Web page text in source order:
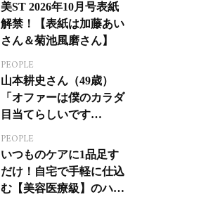
美ST 2026年10月号表紙
解禁！【表紙は加藤あい
さん＆菊池風磨さん】
PEOPLE
山本耕史さん（49歳）
「オファーは僕のカラダ
目当てらしいです
ジカルへの挑戦
PEOPLE
いつものケアに1品足す
だけ！自宅で手軽に仕込
む【美容医療級】のハリ